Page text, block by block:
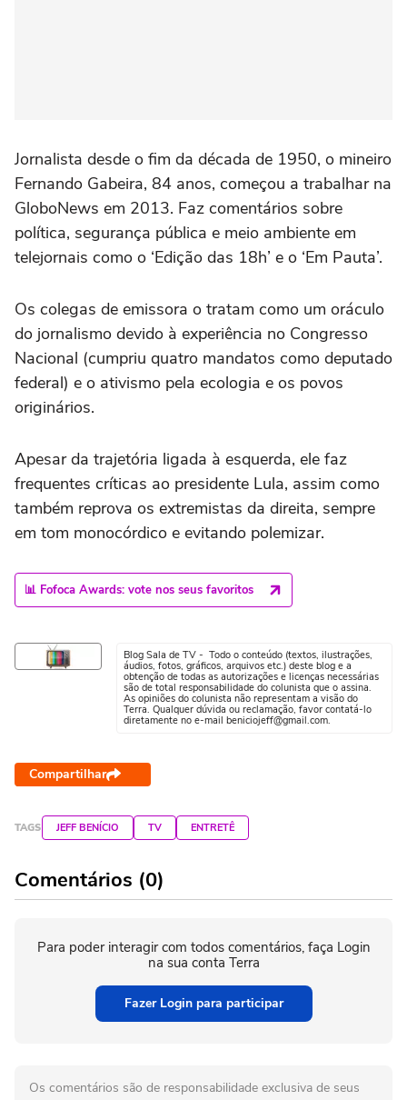
Jornalista desde o fim da década de 1950, o mineiro
Fernando Gabeira, 84 anos, começou a trabalhar na
GloboNews em 2013. Faz comentários sobre
política, segurança pública e meio ambiente em
telejornais como o ‘Edição das 18h’ e o ‘Em Pauta’.
Os colegas de emissora o tratam como um oráculo
do jornalismo devido à experiência no Congresso
Nacional (cumpriu quatro mandatos como deputado
federal) e o ativismo pela ecologia e os povos
originários.
Apesar da trajetória ligada à esquerda, ele faz
frequentes críticas ao presidente Lula, assim como
também reprova os extremistas da direita, sempre
em tom monocórdico e evitando polemizar.
📊 Fofoca Awards: vote nos seus favoritos
Blog Sala de TV - Todo o conteúdo (textos, ilustrações,
áudios, fotos, gráficos, arquivos etc.) deste blog e a
obtenção de todas as autorizações e licenças necessárias
são de total responsabilidade do colunista que o assina.
As opiniões do colunista não representam a visão do
Terra. Qualquer dúvida ou reclamação, favor contatá-lo
diretamente no e-mail beniciojeff@gmail.com.
Compartilhar
TAGS JEFF BENÍCIO TV ENTRETÊ
Comentários (0)
Para poder interagir com todos comentários, faça Login
na sua conta Terra
Fazer Login para participar
Os comentários são de responsabilidade exclusiva de seus